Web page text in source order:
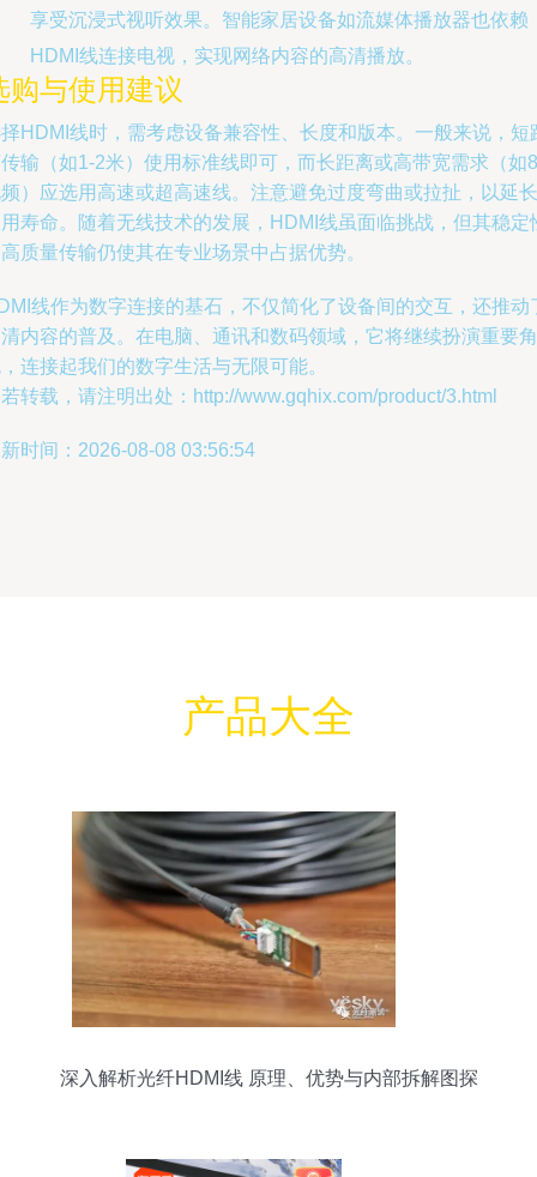
享受沉浸式视听效果。智能家居设备如流媒体播放器也依赖
HDMI线连接电视，实现网络内容的高清播放。
购与使用建议
HDMI线时，需考虑设备兼容性、长度和版本。一般来说，短
输（如1-2米）使用标准线即可，而长距离或高带宽需求（如
）应选用高速或超高速线。注意避免过度弯曲或拉扯，以延长
寿命。随着无线技术的发展，HDMI线虽面临挑战，但其稳定
质量传输仍使其在专业场景中占据优势。
线作为数字连接的基石，不仅简化了设备间的交互，还推动
内容的普及。在电脑、通讯和数码领域，它将继续扮演重要角
连接起我们的数字生活与无限可能。
转载，请注明出处：http://www.gqhix.com/product/3.html
时间：2026-08-08 03:56:54
产品大全
深入解析光纤HDMI线 原理、优势与内部拆解图探